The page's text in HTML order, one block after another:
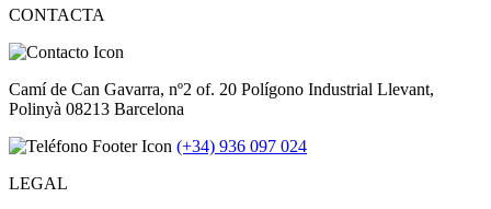
CONTACTA
Camí de Can Gavarra, nº2 of. 20 Polígono Industrial Llevant,
Polinyà 08213 Barcelona
(+34) 936 097 024
LEGAL